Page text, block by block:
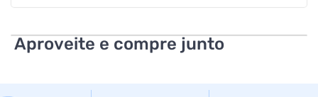
Aproveite e compre junto